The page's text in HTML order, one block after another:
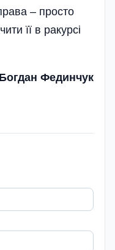
– просто
її в ракурсі
Богдан Фединчук